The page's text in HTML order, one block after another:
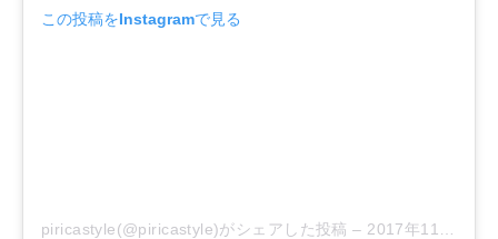
この投稿をInstagramで見る
piricastyle(@piricastyle)がシェアした投稿 – 2017年11月月5日午前12時27分PDT